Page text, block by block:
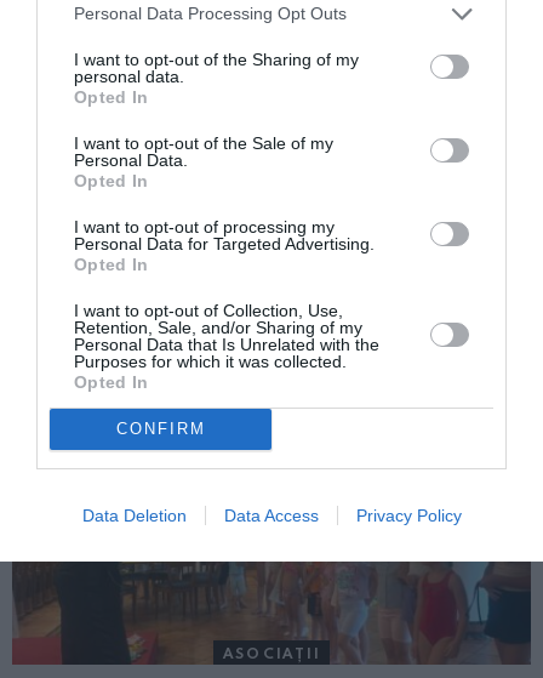
Personal Data Processing Opt Outs
I want to opt-out of the Sharing of my
personal data.
Opted In
I want to opt-out of the Sale of my
Personal Data.
Opted In
I want to opt-out of processing my
Personal Data for Targeted Advertising.
Opted In
I want to opt-out of Collection, Use,
Retention, Sale, and/or Sharing of my
Personal Data that Is Unrelated with the
Purposes for which it was collected.
Opted In
CONFIRM
Data Deletion Data Access Privacy Policy
ITALIA
despre înscrieri și participare
ASOCIAŢII